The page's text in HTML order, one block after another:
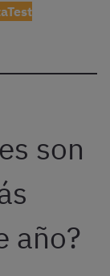
son
año?